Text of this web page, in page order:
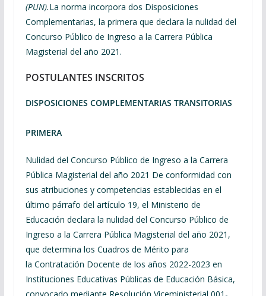
(PUN).La norma incorpora dos Disposiciones
Complementarias, la primera que declara la nulidad del
Concurso Público de Ingreso a la Carrera Pública
Magisterial del año 2021.
POSTULANTES INSCRITOS
DISPOSICIONES COMPLEMENTARIAS TRANSITORIAS
PRIMERA
Nulidad del Concurso Público de Ingreso a la Carrera
Pública Magisterial del año 2021 De conformidad con
sus atribuciones y competencias establecidas en el
último párrafo del artículo 19, el Ministerio de
Educación declara la nulidad del Concurso Público de
Ingreso a la Carrera Pública Magisterial del año 2021,
que determina los Cuadros de Mérito para
la Contratación Docente de los años 2022-2023 en
Instituciones Educativas Públicas de Educación Básica,